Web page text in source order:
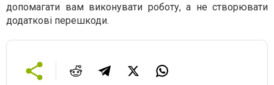
допомагати вам виконувати роботу, а не створювати
додаткові перешкоди.